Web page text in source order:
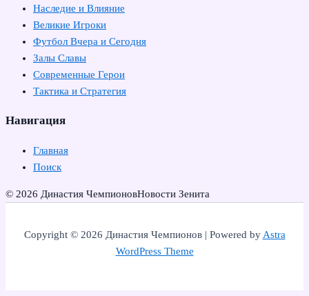
Наследие и Влияние
Великие Игроки
Футбол Вчера и Сегодня
Залы Славы
Современные Герои
Тактика и Стратегия
Навигация
Главная
Поиск
© 2026 Династия ЧемпионовНовости Зенита
Copyright © 2026 Династия Чемпионов | Powered byAstra
WordPress Theme